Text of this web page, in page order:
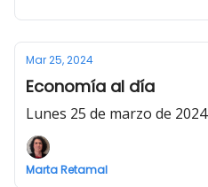
Mar 25, 2024
Economía al día
Lunes 25 de marzo de 2024
Marta Retamal